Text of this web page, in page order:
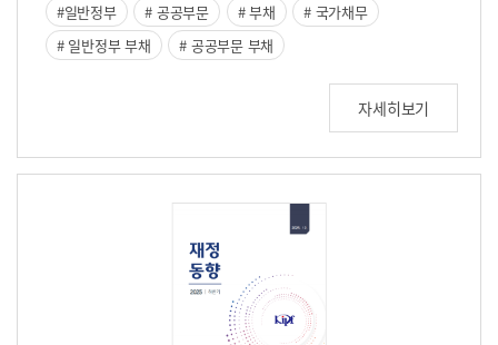
일반정부 공공부문 부채
국가채무
일반정부 부채
공공부문 부채
자세히보기